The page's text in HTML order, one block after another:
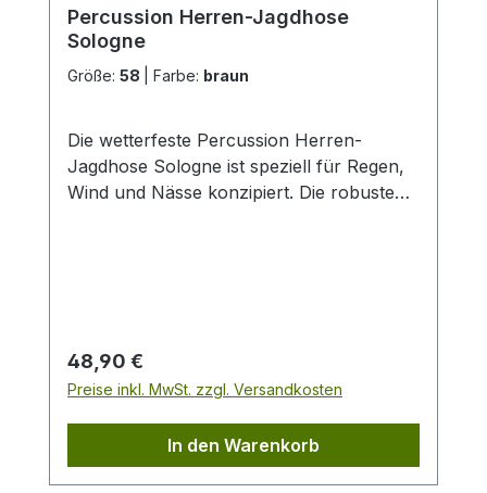
Percussion Herren-Jagdhose
Sologne
Größe: 58 Farbe: braun
Die wetterfeste Percussion Herren-
Jagdhose Sologne ist speziell für Regen,
Wind und Nässe konzipiert. Die robuste
wasserdicht wasserdicht getapte Nähte
atmungsaktiv leicht gefüttert
geräuscharme, weiche Haptik elastischer
und rutschfester Komfortbund höher im
Rücken vorgeformter Kniebereich für
extra Tragekomfort Beinabschlüsse mit
Regulärer Preis:
48,90 €
Preise inkl. MwSt. zzgl. Versandkosten
In den Warenkorb